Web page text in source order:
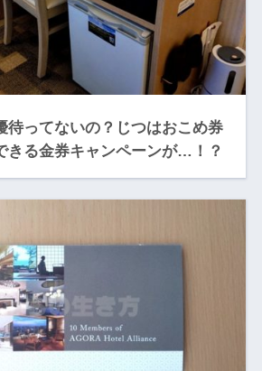
待ってないの？じつはおこめ券
きる金券キャンペーンが…！？